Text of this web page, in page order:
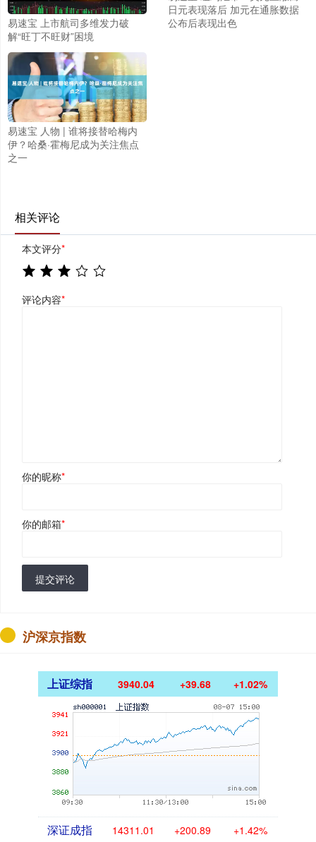
易速宝 上市航司多维发力破
解“旺丁不旺财”困境
日元表现落后 加元在通胀数据
公布后表现出色
易速宝 人物 | 谁将接替哈梅内
伊？哈桑·霍梅尼成为关注焦点
之一
相关评论
本文评分*
评论内容*
你的昵称*
你的邮箱*
提交评论
沪深京指数
上证综指 3940.04 +39.68 +1.02%
深证成指 14311.01 +200.89 +1.42%